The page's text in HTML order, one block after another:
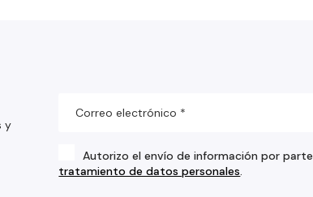
y
Autorizo el envío de información por
tratamiento de datos personales.